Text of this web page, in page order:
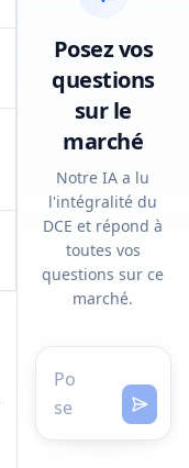
Posez vos
questions
sur le
marché
Notre IA a lu
l'intégralité du
DCE et répond à
toutes vos
questions sur ce
marché.